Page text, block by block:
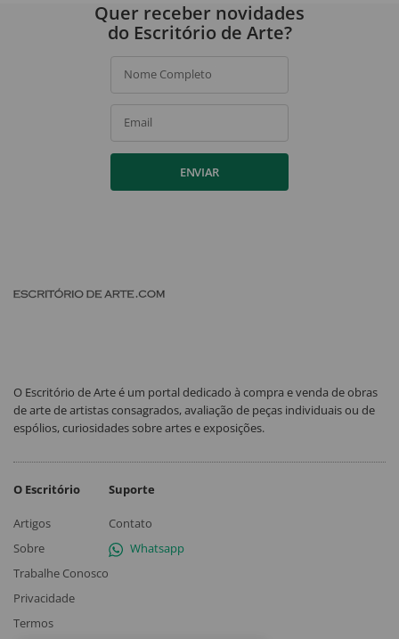
Quer receber novidades
do Escritório de Arte?
Nome Completo
Email
ENVIAR
O Escritório de Arte é um portal dedicado à compra e venda de obras
de arte de artistas consagrados, avaliação de peças individuais ou de
espólios, curiosidades sobre artes e exposições.
O Escritório
Artigos
Sobre
Trabalhe Conosco
Privacidade
Termos
Suporte
Contato
Whatsapp